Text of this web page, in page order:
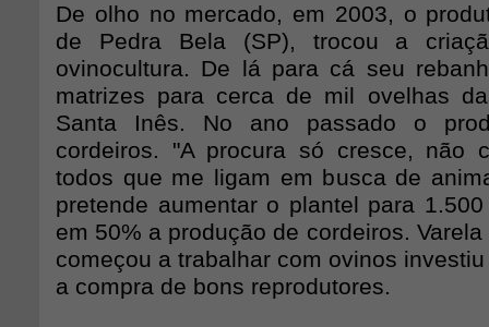
De olho no mercado, em 2003, o
de Pedra Bela (SP), trocou a
ovinocultura. De lá para cá seu
matrizes para cerca de mil ovelhas
Santa Inês. No ano passado o
cordeiros. "A procura só cresce, não
todos que me ligam em busca de
pretende aumentar o plantel para
em 50% a produção de cordeiros.
começou a trabalhar com ovinos
a compra de bons reprodutores.